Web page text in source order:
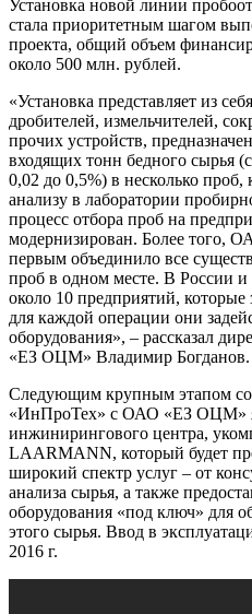
Установка новой линии
стала приоритетным шагом
проекта, общий объем
около 500 млн. рублей.
«Установка представляет из
дробителей, измельчителей,
прочих устройств,
входящих тонн бедного сырья
0,02 до 0,5%) в несколько проб,
анализу в лаборатории
процесс отбора проб на
модернизирован. Более того,
первым объединило все
проб в одном месте. В России и
около 10 предприятий,
для каждой операции они
оборудования», – рассказал
«ЕЗ ОЦМ» Владимир Богданов.
Следующим крупным этапом
«ИнПроТех» с ОАО «ЕЗ ОЦМ»
инжинирингового центра,
LAARMANN, который будет
широкий спектр услуг – от
анализа сырья, а также
оборудования «под ключ» для
этого сырья. Ввод в
2016 г.